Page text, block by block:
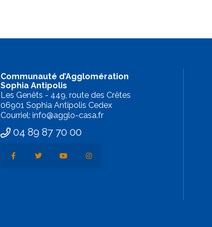
Communauté d’Agglomération
Sophia Antipolis
Les Genêts - 449, route des Crêtes
06901 Sophia Antipolis Cedex
Courriel: info@agglo-casa.fr
04 89 87 70 00